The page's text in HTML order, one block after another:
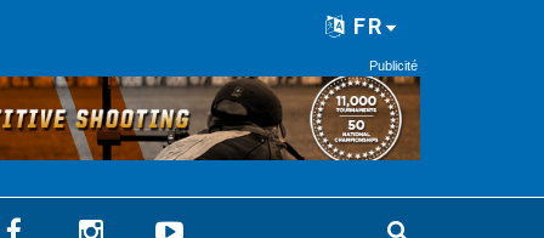
FR
Publicité